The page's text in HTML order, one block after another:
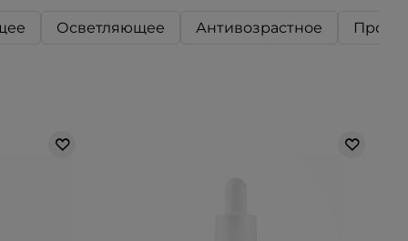
Осветляющее Антивозрастное